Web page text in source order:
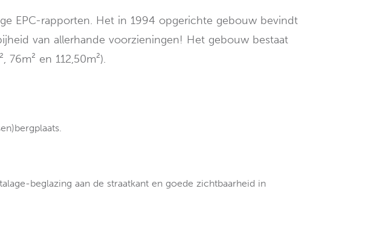
EPC-rapporten. Het in 1994 opgerichte gebouw bevindt
van allerhande voorzieningen! Het gebouw bestaat
en 112,50m²).
beglazing aan de straatkant en goede zichtbaarheid in